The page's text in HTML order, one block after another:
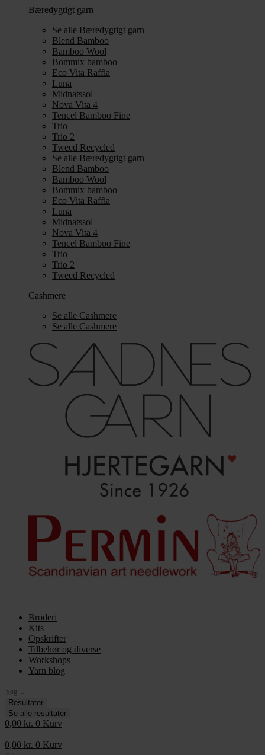
Bæredygtigt garn
Se alle Bæredygtigt garn
Blend Bamboo
Bamboo Wool
Bommix bamboo
Eco Vita Raffia
Luna
Midnatssol
Nova Vita 4
Tencel Bamboo Fine
Trio
Trio 2
Tweed Recycled
Se alle Bæredygtigt garn
Blend Bamboo
Bamboo Wool
Bommix bamboo
Eco Vita Raffia
Luna
Midnatssol
Nova Vita 4
Tencel Bamboo Fine
Trio
Trio 2
Tweed Recycled
Cashmere
Se alle Cashmere
Se alle Cashmere
Broderi
Kits
Opskrifter
Tilbehør og diverse
Workshops
Yarn blog
Search
...Resultater
Se alle resultater
0,00 kr. 0 Kurv
0,00 kr. 0 Kurv